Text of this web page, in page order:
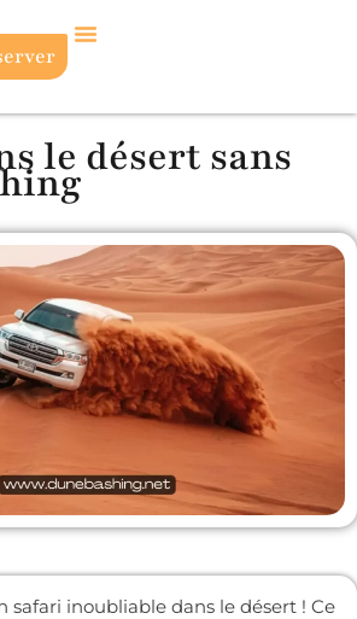
le désert sans
safari inoubliable dans le désert ! Ce